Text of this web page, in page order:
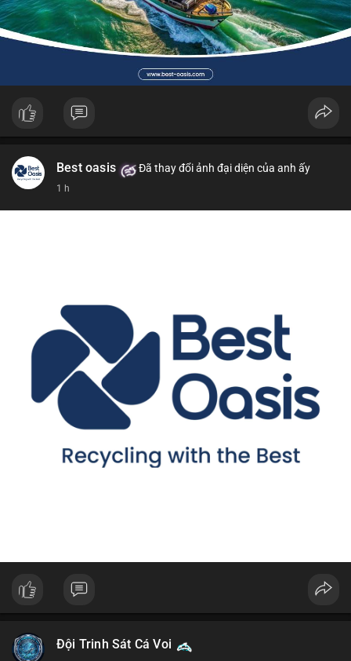
Best oasis Đã thay đổi ảnh đại diện của anh ấy
1 h
Đội Trinh Sát Cá Voi